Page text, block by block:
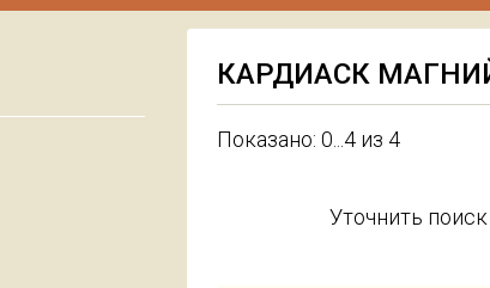
КАРДИАСК
Показано: 0...4 из 4
Уточнить